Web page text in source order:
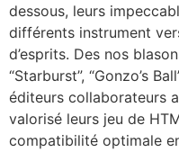
dessous, leurs
différents instrument
d’esprits. Des nos
“Starburst”, “Gonzo’s
éditeurs collaborateurs
valorisé leurs jeu de
compatibilité optimale